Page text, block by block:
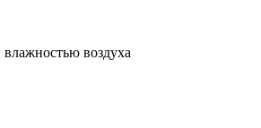
воздуха